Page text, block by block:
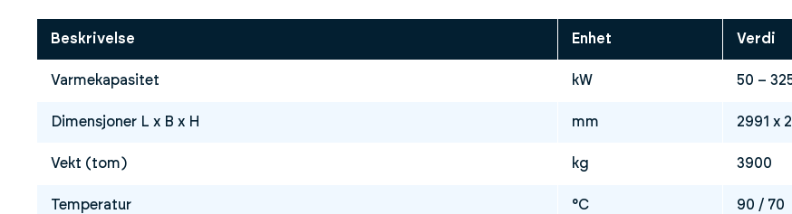
Beskrivelse Enhet Verdi
Varmekapasitet kW 50 –
Dimensjoner L x B x H mm 2991 x
Vekt (tom) kg 3900
Temperatur °C 90 / 70